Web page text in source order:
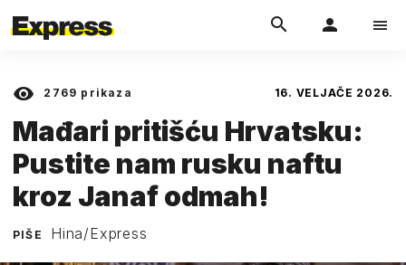
2769 prikaza 16. VELJAČE 2026.
Mađari pritišću Hrvatsku:
Pustite nam rusku naftu
kroz Janaf odmah!
PIŠE Hina/Express